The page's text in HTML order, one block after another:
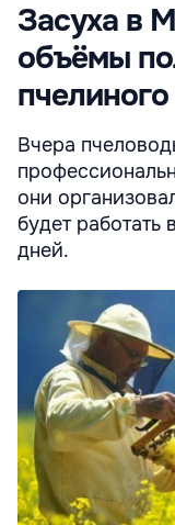
Засуха в
объёмы
Вчера
они
будет работать
дней.